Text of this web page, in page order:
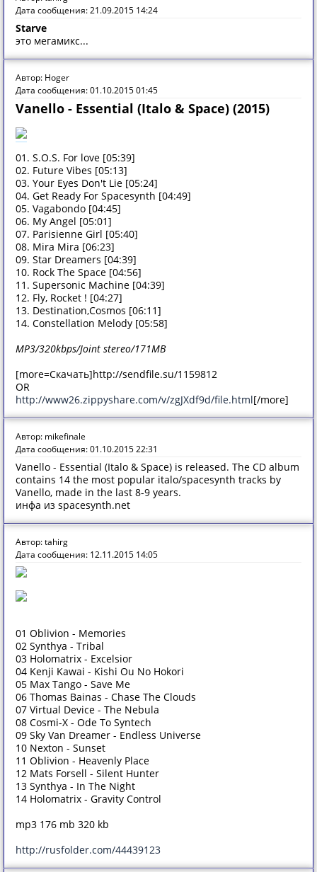
Дата сообщения: 21.09.2015 14:24
Starve
это мегамикс...
Автор: Hoger
Дата сообщения: 01.10.2015 01:45
Vanello - Essential (Italo & Space) (2015)
01. S.O.S. For love [05:39]
02. Future Vibes [05:13]
03. Your Eyes Don't Lie [05:24]
04. Get Ready For Spacesynth [04:49]
05. Vagabondo [04:45]
06. My Angel [05:01]
07. Parisienne Girl [05:40]
08. Mira Mira [06:23]
09. Star Dreamers [04:39]
10. Rock The Space [04:56]
11. Supersonic Machine [04:39]
12. Fly, Rocket ! [04:27]
13. Destination,Cosmos [06:11]
14. Constellation Melody [05:58]
MP3/320kbps/Joint stereo/171MB
[more=Скачать]http://sendfile.su/1159812
OR
http://www26.zippyshare.com/v/zgJXdf9d/file.html[/more]
Автор: mikefinale
Дата сообщения: 01.10.2015 22:31
Vanello - Essential (Italo & Space) is released. The CD album
contains 14 the most popular italo/spacesynth tracks by
Vanello, made in the last 8-9 years.
инфа из spacesynth.net
Автор: tahirg
Дата сообщения: 12.11.2015 14:05
01 Oblivion - Memories
02 Synthya - Tribal
03 Holomatrix - Excelsior
04 Kenji Kawai - Kishi Ou No Hokori
05 Max Tango - Save Me
06 Thomas Bainas - Chase The Clouds
07 Virtual Device - The Nebula
08 Cosmi-X - Ode To Syntech
09 Sky Van Dreamer - Endless Universe
10 Nexton - Sunset
11 Oblivion - Heavenly Place
12 Mats Forsell - Silent Hunter
13 Synthya - In The Night
14 Holomatrix - Gravity Control
mp3 176 mb 320 kb
http://rusfolder.com/44439123